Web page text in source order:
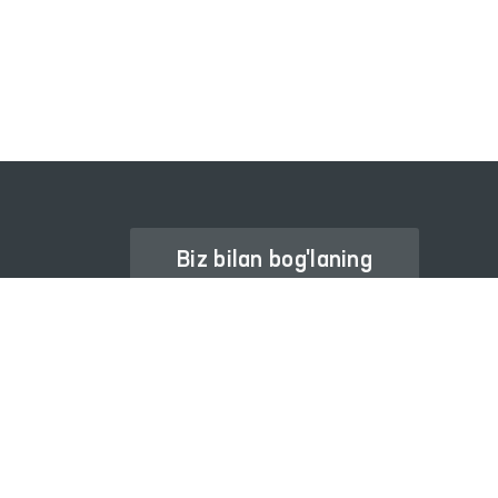
Biz bilan bog'laning